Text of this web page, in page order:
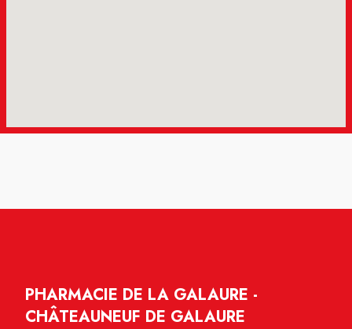
PHARMACIE DE LA GALAURE -
CHÂTEAUNEUF DE GALAURE